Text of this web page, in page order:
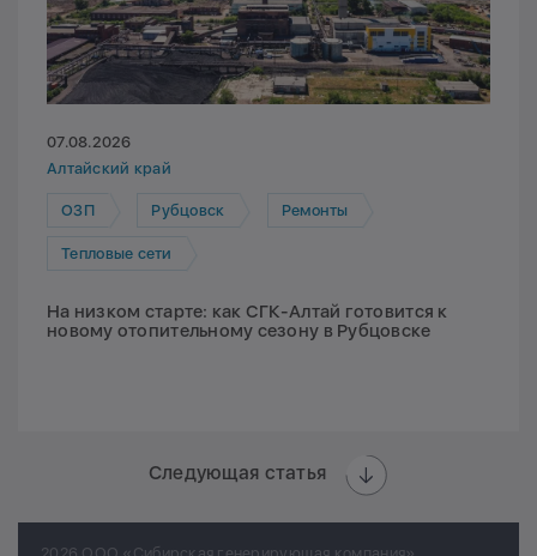
07.08.2026
Алтайский край
ОЗП Рубцовск Ремонты
Тепловые сети
На низком старте: как СГК-Алтай готовится к
новому отопительному сезону в Рубцовске
Следующая статья